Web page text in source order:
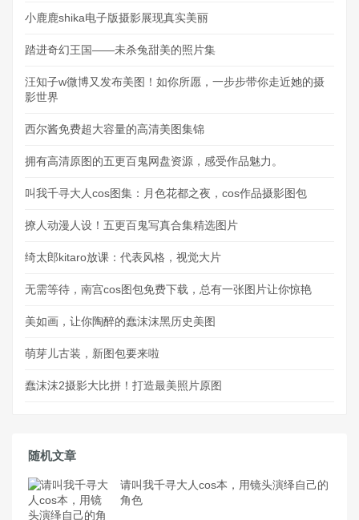
小鹿鹿shika电子版摄影展现真实美丽
踏进奇幻王国——未杀兔甜美的照片集
汪知子w微博又发布美图！如你所愿，一步步带你走近她的摄
影世界
西尔酱免费超大容量的高清美图集锦
拥有高清原图的五更百鬼网盘资源，感受作品魅力。
叫我千寻大人cos图集：月色花都之夜，cos作品摄影图包
撩人动漫人设！五更百鬼写真合集精选图片
绮太郎kitaro放课：代表风格，视觉大片
无需等待，南宫cos图包免费下载，总有一张图片让你惊艳
美如画，让你陶醉的蠢沫沫黑历史美图
萌芽儿古装，新图包要来啦
蠢沫沫2摄影大比拼！打造最美照片原图
随机文章
请叫我千寻大人cos本，用镜头演绎自己的
角色